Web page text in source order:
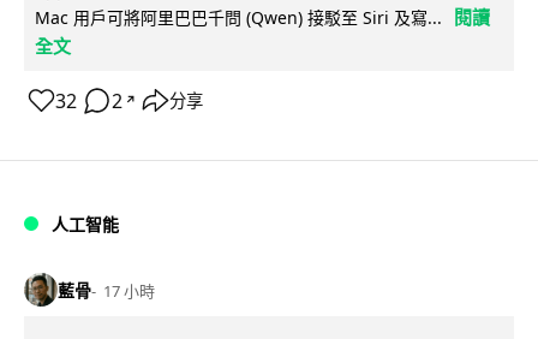
Mac 用戶可將阿里巴巴千問 (Qwen) 接駁至 Siri 及寫...
閱讀
全文
32 2 ↗ 分享
人工智能
藍骨 17 小時